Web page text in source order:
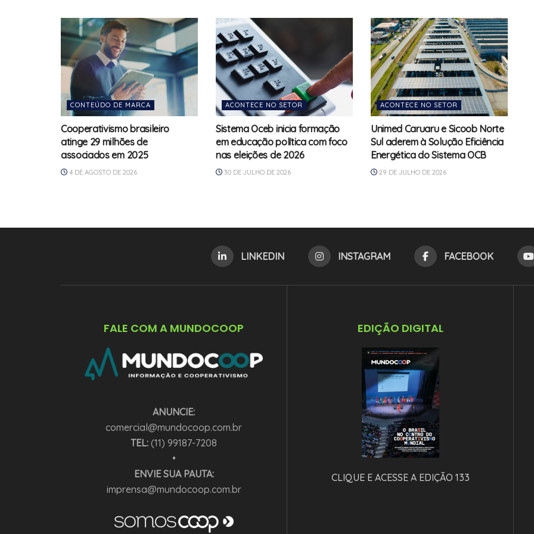
CONTEÚDO DE MARCA
Cooperativismo brasileiro
atinge 29 milhões de
associados em 2025
4 DE AGOSTO DE 2026
ACONTECE NO SETOR
Sistema Oceb inicia formação
em educação política com foco
nas eleições de 2026
30 DE JULHO DE 2026
ACONTECE NO SETOR
Unimed Caruaru e Sicoob Norte
Sul aderem à Solução Eficiência
Energética do Sistema OCB
29 DE JULHO DE 2026
LINKEDIN INSTAGRAM FACEBOOK
FALE COM A MUNDOCOOP
ANUNCIE:
comercial@mundocoop.com.br
TEL: (11) 99187-7208
•
ENVIE SUA PAUTA:
imprensa@mundocoop.com.br
EDIÇÃO DIGITAL
CLIQUE E ACESSE A EDIÇÃO 133